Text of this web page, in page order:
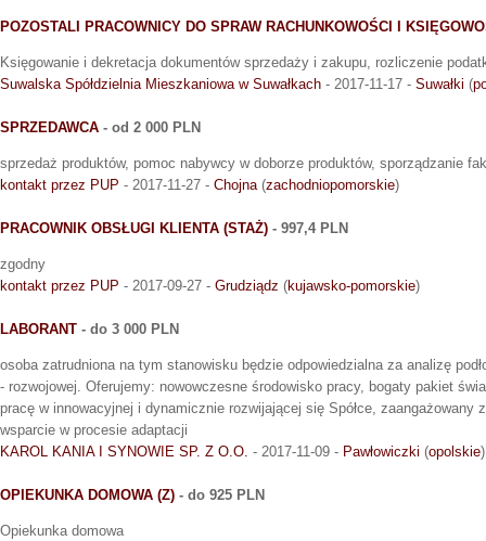
POZOSTALI PRACOWNICY DO SPRAW RACHUNKOWOŚCI I
Księgowanie i dekretacja dokumentów sprzedaży i zakupu, rozliczenie
Suwalska Spółdzielnia Mieszkaniowa w Suwałkach - 2017-11-17 - Suwałki (
SPRZEDAWCA - od 2 000 PLN
sprzedaż produktów, pomoc nabywcy w doborze produktów, sporządzanie
kontakt przez PUP - 2017-11-27 - Chojna (zachodniopomorskie)
PRACOWNIK OBSŁUGI KLIENTA (STAŻ) - 997,4 PLN
zgodny
kontakt przez PUP - 2017-09-27 - Grudziądz (kujawsko-pomorskie)
LABORANT - do 3 000 PLN
osoba zatrudniona na tym stanowisku będzie odpowiedzialna za analizę
- rozwojowej. Oferujemy: nowowczesne środowisko pracy, bogaty pakiet
pracę w innowacyjnej i dynamicznie rozwijającej się Spółce, zaangażowany
wsparcie w procesie adaptacji
KAROL KANIA I SYNOWIE SP. Z O.O. - 2017-11-09 - Pawłowiczki (opolskie)
OPIEKUNKA DOMOWA (Z) - do 925 PLN
Opiekunka domowa